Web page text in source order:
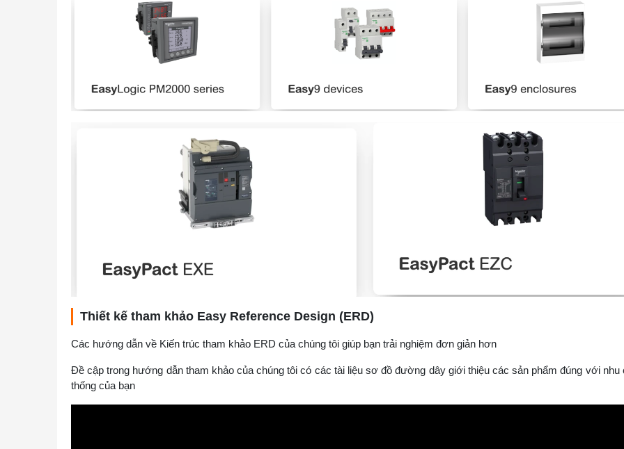
Thiết kế tham khảo Easy Reference Design (ERD)
Các hướng dẫn về Kiến trúc tham khảo ERD của chúng tôi giúp bạn trải nghiệm đơn giản hơn
Đề cập trong hướng dẫn tham khảo của chúng tôi có các tài liệu sơ đồ đường dây giới thiệu các sản phẩm đúng với nhu
thống của bạn